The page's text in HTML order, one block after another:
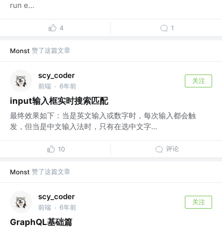
run e...
4 1
Monst 赞了这篇文章
scy_coder
前端 · 6年前
关注
input输入框实时搜索匹配
最终效果如下：当是英文输入或数字时，每次输入都会触
发，但当是中文输入法时，只有在选中文字...
10 评论
Monst 赞了这篇文章
scy_coder
前端 · 6年前
关注
GraphQL基础篇